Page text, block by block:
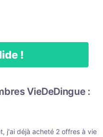
!
VieDeDingue :
j'ai déjà acheté 2 offres à vie